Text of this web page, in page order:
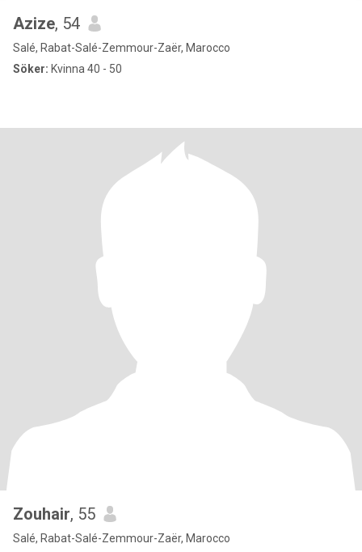
Azize, 54
Salé, Rabat-Salé-Zemmour-Zaër, Marocco
Söker: Kvinna 40 - 50
Zouhair, 55
Salé, Rabat-Salé-Zemmour-Zaër, Marocco